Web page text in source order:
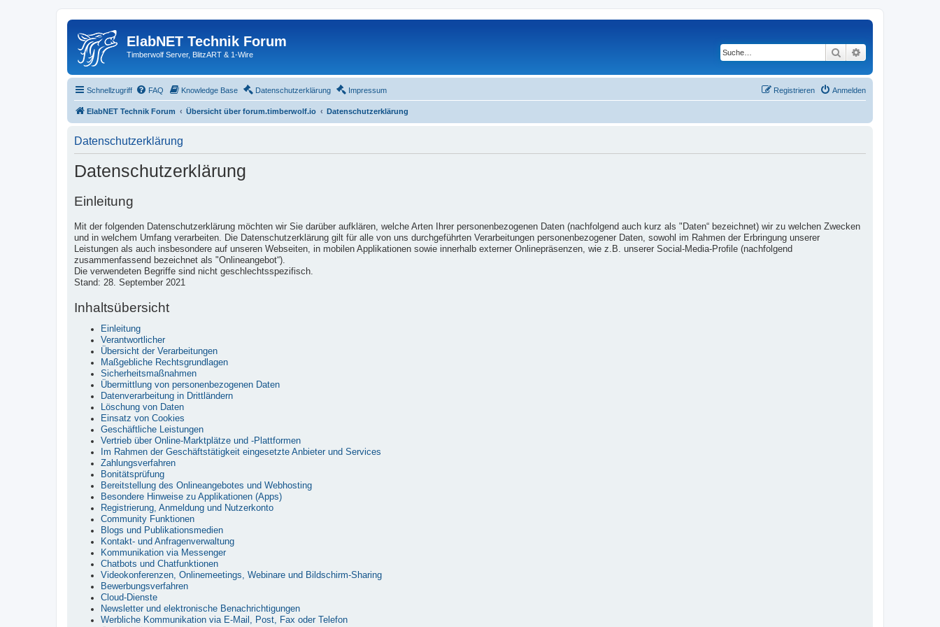
ElabNET Technik Forum
Timberwolf Server, BlitzART & 1-Wire Suche
Schnellzugriff FAQ Knowledge Base Datenschutzerklärung Impressum Anmelden
Registrieren
ElabNET Technik Forum Übersicht über forum.timberwolf.io Datenschutzerklärung
Datenschutzerklärung
Datenschutzerklärung
Einleitung
Mit der folgenden Datenschutzerklärung möchten wir Sie darüber aufklären, welche Arten Ihrer personenbezogenen Daten (nachfolgend auch kurz als "Daten“ bezeichnet) wir zu welchen Zwecken
und in welchem Umfang verarbeiten. Die Datenschutzerklärung gilt für alle von uns durchgeführten Verarbeitungen personenbezogener Daten, sowohl im Rahmen der Erbringung unserer
Leistungen als auch insbesondere auf unseren Webseiten, in mobilen Applikationen sowie innerhalb externer Onlinepräsenzen, wie z.B. unserer Social-Media-Profile (nachfolgend
zusammenfassend bezeichnet als "Onlineangebot“).
Die verwendeten Begriffe sind nicht geschlechtsspezifisch.
Stand: 28. September 2021
Inhaltsübersicht
Einleitung
Verantwortlicher
Übersicht der Verarbeitungen
Maßgebliche Rechtsgrundlagen
Sicherheitsmaßnahmen
Übermittlung von personenbezogenen Daten
Datenverarbeitung in Drittländern
Löschung von Daten
Einsatz von Cookies
Geschäftliche Leistungen
Vertrieb über Online-Marktplätze und -Plattformen
Im Rahmen der Geschäftstätigkeit eingesetzte Anbieter und Services
Zahlungsverfahren
Bonitätsprüfung
Bereitstellung des Onlineangebotes und Webhosting
Besondere Hinweise zu Applikationen (Apps)
Registrierung, Anmeldung und Nutzerkonto
Community Funktionen
Blogs und Publikationsmedien
Kontakt- und Anfragenverwaltung
Kommunikation via Messenger
Chatbots und Chatfunktionen
Videokonferenzen, Onlinemeetings, Webinare und Bildschirm-Sharing
Bewerbungsverfahren
Cloud-Dienste
Newsletter und elektronische Benachrichtigungen
Werbliche Kommunikation via E-Mail, Post, Fax oder Telefon